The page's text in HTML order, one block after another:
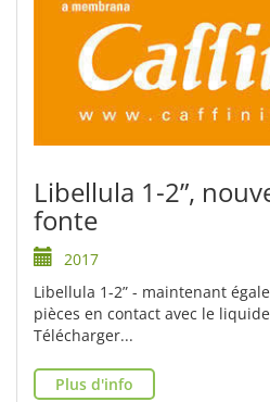
Libellula 1-2”,
fonte
2017
Libellula 1-2” - maintenant
pièces en contact avec le
Télécharger...
Plus d'info